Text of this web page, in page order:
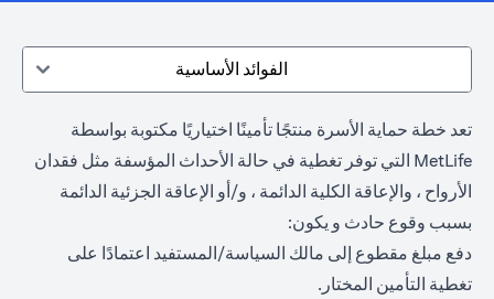
الفوائد الأساسية
تعد خطة حماية الأسرة منتجًا تأمينًا اختياريًا مكتوبة بواسطة
MetLife التي توفر تغطية في حالة الأحداث المؤسفة مثل فقدان
الأرواح ، والإعاقة الكلية الدائمة ، و/أو الإعاقة الجزئية الدائمة
بسبب وقوع حادث و يكون:
دفع مبلغ مقطوع إلى مالك السياسة/المستفيد اعتمادًا على
تغطية التأمين المختار.